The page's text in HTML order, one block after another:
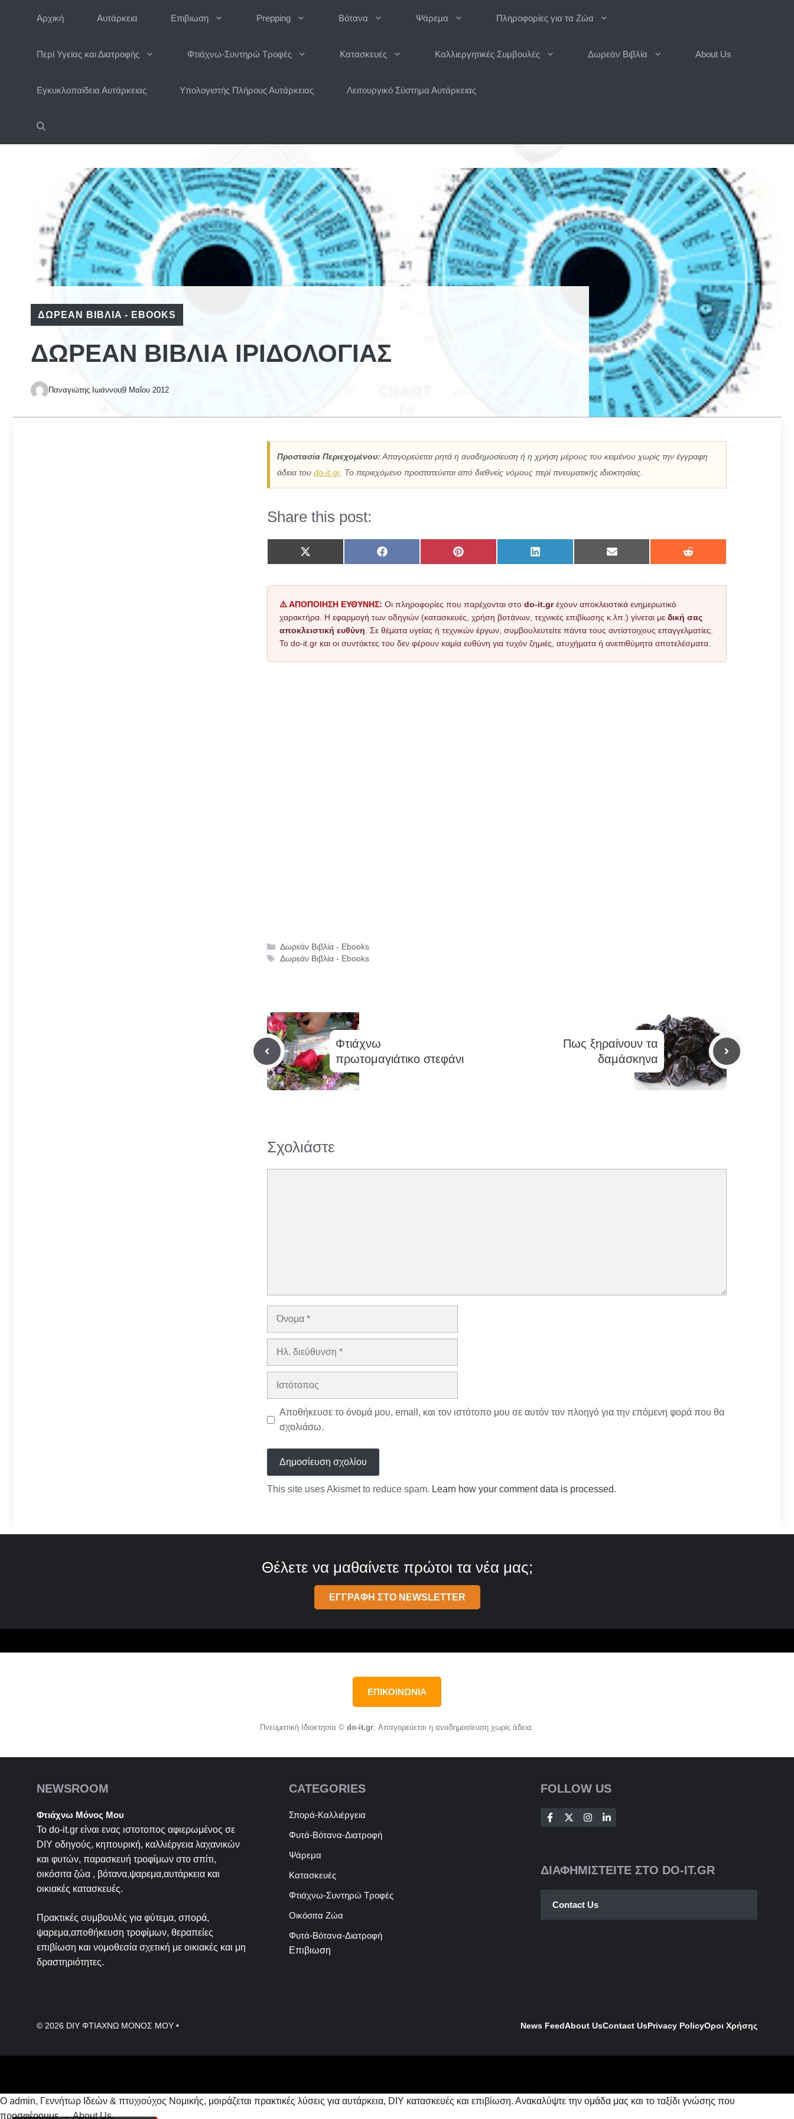
Αρχική Αυτάρκεια Επιβιωση Prepping Βότανα Ψάρεμα Πληροφορίες για τα Ζώα
Περί Υγείας και Διατροφής Φτιάχνω-Συντηρώ Τροφές Κατασκευές Καλλιεργητικές Συμβουλές Δωρεάν Βιβλία About Us
Εγκυκλοπαίδεια Αυτάρκειας Υπολογιστής Πλήρους Αυτάρκειας Λειτουργικό Σύστημα Αυτάρκειας
ΔΩΡΕΆΝ ΒΙΒΛΊΑ - EBOOKS
ΔΩΡΕΆΝ ΒΙΒΛΊΑ ΙΡΙΔΟΛΟΓΊΑΣ
Παναγιώτης Ιωάννου9 Μαΐου 2012
Προστασία Περιεχομένου: Απαγορεύεται ρητά η αναδημοσίευση ή η χρήση μέρους του κειμένου χωρίς την έγγραφη
άδεια του do-it.gr. Το περιεχόμενο προστατεύεται από διεθνείς νόμους περί πνευματικής ιδιοκτησίας.
Share this post:
Share
on
(Twitter)
Share
on
Share
on
Share
on
Share
on
Share
on
⚠️ ΑΠΟΠΟΙΗΣΗ ΕΥΘΥΝΗΣ: Οι πληροφορίες που παρέχονται στο do-it.grέχουν αποκλειστικά ενημερωτικό
χαρακτήρα. Η εφαρμογή των οδηγιών (κατασκευές, χρήση βοτάνων, τεχνικές επιβίωσης κ.λπ.) γίνεται με δική σας
αποκλειστική ευθύνη . Σε θέματα υγείας ή τεχνικών έργων, συμβουλευτείτε πάντα τους αντίστοιχους επαγγελματίες.
Το do-it.gr και οι συντάκτες του δεν φέρουν καμία ευθύνη για τυχόν ζημιές, ατυχήματα ή ανεπιθύμητα αποτελέσματα.
Κατηγορίες
Δωρεάν Βιβλία - Ebooks
Ετικέτες
Δωρεάν Βιβλία - Ebooks
Φτιάχνω
πρωτομαγιάτικο στεφάνι
Πως ξηραίνουν τα
δαμάσκηνα
Σχολιάστε
Όνομα
Ηλ.
Ιστότοπος
Αποθήκευσε το όνομά μου, email, και τον ιστότοπο μου σε αυτόν τον πλοηγό για την επόμενη φορά που θα
σχολιάσω.
This site uses Akismet to reduce spam. Learn how your comment data is processed.
Θέλετε να μαθαίνετε πρώτοι τα νέα μας;
ΕΓΓΡΑΦΗ ΣΤΟ NEWSLETTER
ΕΠΙΚΟΙΝΩΝΙΑ
Πνευματική Ιδιοκτησία © do-it.gr. Απαγορεύεται η αναδημοσίευση χωρίς άδεια.
NEWSROOM
Φτιάχνω Μόνος Μου
Το do-it.gr είναι ενας ιστοτοπος αφιερωμένος σε
DIY οδηγούς, κηπουρική, καλλιέργεια λαχανικών
και φυτών, παρασκευή τροφίμων στο σπίτι,
οικόσιτα ζώα , βότανα,ψαρεμα,αυτάρκεια και
οικιακές κατασκευές.
Πρακτικές συμβουλές για φύτεμα, σπορά,
ψαρεμα,αποθήκευση τροφίμων, θεραπείες
επιβίωση και νομοθεσία σχετική με οικιακές και μη
δραστηριότητες.
CATEGORIES
Σπορά-Καλλιέργεια
Φυτά-Βότανα-Διατροφή
Ψάρεμα
Κατασκευές
Φτιάχνω-Συντηρώ Τροφές
Οικόσιτα Ζώα
Φυτά-Βότανα-Διατροφή
Επιβιωση
FOLLOW US
ΔΙΑΦΗΜΙΣΤΕΙΤΕ ΣΤΟ DO-IT.GR
Contact Us
© 2026 DIY ΦΤΙΑΧΝΩ ΜΟΝΟΣ ΜΟΥ • News FeedAbout UsContact UsPrivacy PolicyΟροι Χρήσης
Ο admin, Γεννήτωρ Ιδεών & πτυχιούχος Νομικής, μοιράζεται πρακτικές λύσεις για αυτάρκεια, DIY κατασκευές και επιβίωση. Ανακαλύψτε την ομάδα μας και το ταξίδι γνώσης που
προσφέρουμε →About Us.